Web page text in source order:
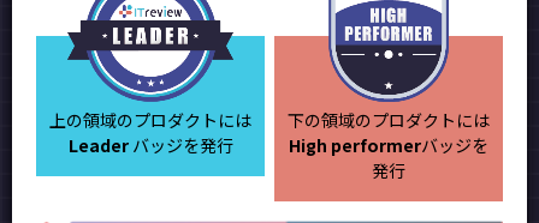
上の領域のプロダクトには
Leaderバッジを発行
下の領域のプロダクトには
High performerバッジを
発行